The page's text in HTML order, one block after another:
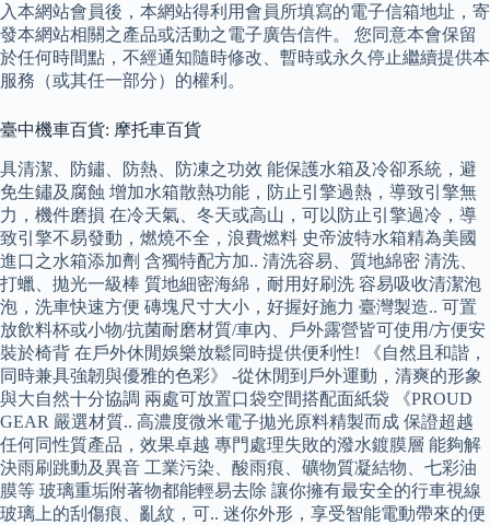
入本網站會員後，本網站得利用會員所填寫的電子信箱地址，寄
發本網站相關之產品或活動之電子廣告信件。 您同意本會保留
於任何時間點，不經通知隨時修改、暫時或永久停止繼續提供本
服務（或其任一部分）的權利。
臺中機車百貨: 摩托車百貨
具清潔、防鏽、防熱、防凍之功效 能保護水箱及冷卻系統，避
免生鏽及腐蝕 增加水箱散熱功能，防止引擎過熱，導致引擎無
力，機件磨損 在冷天氣、冬天或高山，可以防止引擎過冷，導
致引擎不易發動，燃燒不全，浪費燃料 史帝波特水箱精為美國
進口之水箱添加劑 含獨特配方加.. 清洗容易、質地綿密 清洗、
打蠟、拋光一級棒 質地細密海綿，耐用好刷洗 容易吸收清潔泡
泡，洗車快速方便 磚塊尺寸大小，好握好施力 臺灣製造.. 可置
放飲料杯或小物/抗菌耐磨材質/車內、戶外露營皆可使用/方便安
裝於椅背 在戶外休閒娛樂放鬆同時提供便利性! 《自然且和諧，
同時兼具強韌與優雅的色彩》 -從休閒到戶外運動，清爽的形象
與大自然十分協調 兩處可放置口袋空間搭配面紙袋 《PROUD
GEAR 嚴選材質.. 高濃度微米電子拋光原料精製而成 保證超越
任何同性質產品，效果卓越 專門處理失敗的潑水鍍膜層 能夠解
決雨刷跳動及異音 工業污染、酸雨痕、礦物質凝結物、七彩油
膜等 玻璃重垢附著物都能輕易去除 讓你擁有最安全的行車視線
玻璃上的刮傷痕、亂紋，可.. 迷你外形，享受智能電動帶來的便